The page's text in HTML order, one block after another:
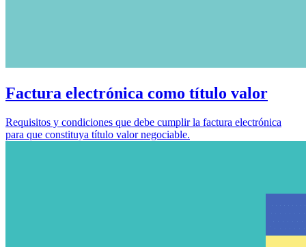
Factura electrónica como título valor
Requisitos y condiciones que debe cumplir la factura electrónica
para que constituya título valor negociable.